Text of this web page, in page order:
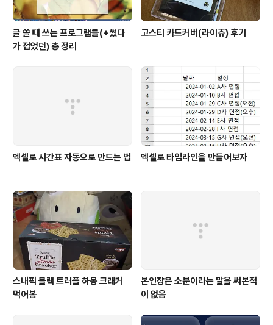
글 쓸 때 쓰는 프로그램들(+썼다
가 접었던) 총 정리
고스티 카드커버(라이츄) 후기
엑셀로 시간표 자동으로 만드는 법 엑셀로 타임라인을 만들어보자
스내픽 블랙 트러플 하몽 크래커
먹어봄
본인쟝은 소분이라는 말을 써본적
이 없음